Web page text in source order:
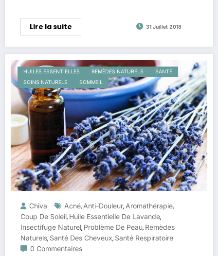
Lire la suite 31 Juillet 2018
HUILES ESSENTIELLES REMÈDES NATURELS
SANTÉ
SOINS NATURELS
SOMMEIL
Chiva Acné, Anti-Douleur, Aromathérapie,
Coup De Soleil, Huile Essentielle De Lavande,
Insectifuge Naturel, Problème De Peau, Remèdes
Naturels, Santé Des Cheveux, Santé Respiratoire
0 Commentaires